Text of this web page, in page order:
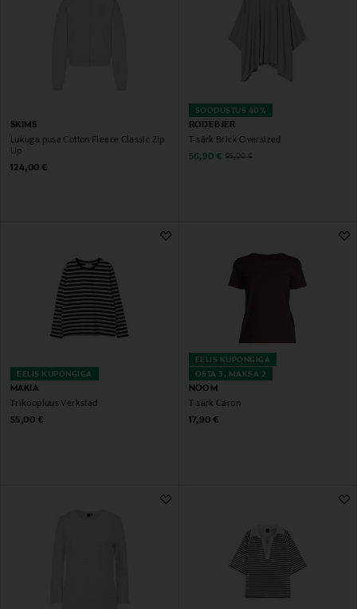
SKIMS
Lukuga pusa Cotton Fleece Classic Zip
Up
Original Price
124,00 €
SOODUSTUS 40%
RODEBJER
T-särk Brick Oversized
Discounted Price
56,90 € Original Price
95,00 €
EELIS KUPONGIGA
MAKIA
Trikoopluus Verkstad
Original Price
55,00 €
OSTA 3, MAKSA 2
EELIS KUPONGIGA
NOOM
T-särk Caron
Original Price
17,90 €